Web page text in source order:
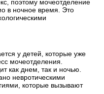
поэтому мочеотделение
в ночное время. Это
у детей, которые уже
мочеотделения.
как днем, так и ночью.
невротическими
которые вызывают